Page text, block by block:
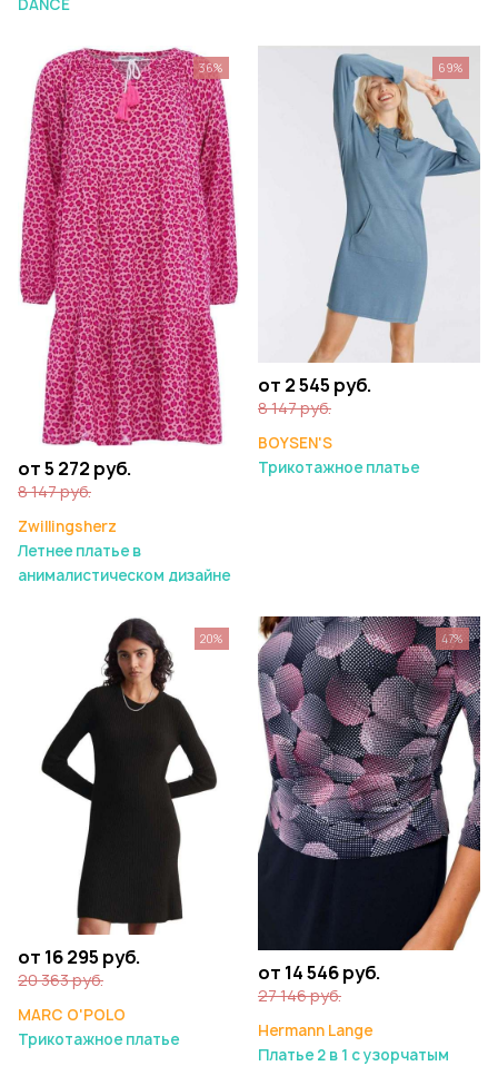
DANCE
от 5 272 руб.
8 147 руб.
Zwillingsherz
Летнее платье в
анималистическом дизайне
36%
от 2 545 руб.
8 147 руб.
BOYSEN'S
Трикотажное платье
69%
от 16 295 руб.
20 363 руб.
MARC O'POLO
Трикотажное платье
20%
от 14 546 руб.
27 146 руб.
Hermann Lange
Платье 2 в 1 с узорчатым
47%